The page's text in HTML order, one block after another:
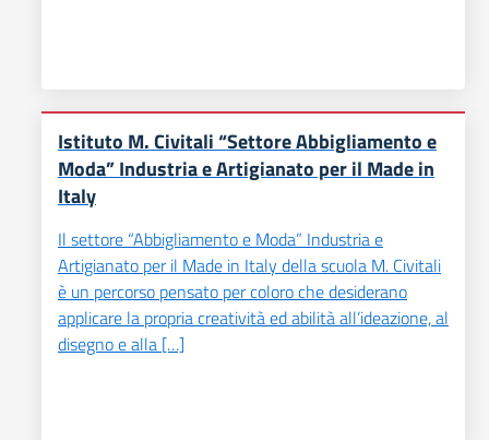
Istituto M. Civitali “Settore Abbigliamento e
Moda” Industria e Artigianato per il Made in
Italy
Il settore “Abbigliamento e Moda” Industria e
Artigianato per il Made in Italy della scuola M. Civitali
è un percorso pensato per coloro che desiderano
applicare la propria creatività ed abilità all’ideazione, al
disegno e alla […]